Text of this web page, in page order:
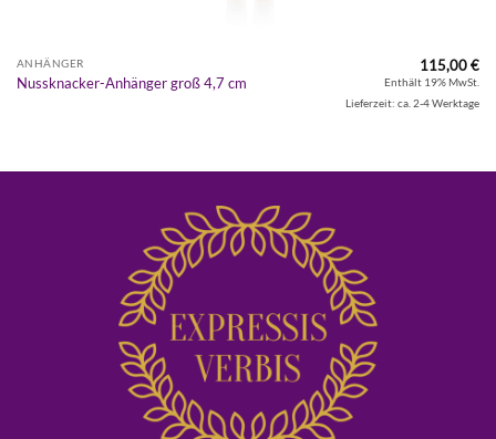
ANHÄNGER
Nussknacker-Anhänger groß 4,7 cm
115,00€
Enthält 19% MwSt.
Lieferzeit: ca. 2-4 Werktage